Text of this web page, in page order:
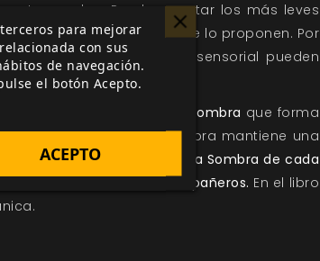
agudos. Pueden captar los más leves
detalles cuando se lo proponen. Por
formas de sobrecarga sensorial pueden
los wraiths poseen una
Sombra que forma
autodestrucción.La Sombra mantiene una
wraith. EnWraith: El Olvido
la Sombra de cada
la Sombra de uno de compañeros. En el libro
para mejorar
con sus
de navegación.
el botón Acepto.
ACEPTO